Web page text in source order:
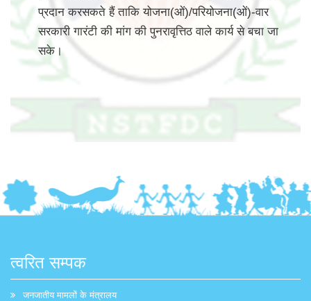
प्रदान करसकते हैं ताकि योजना(ओं)/परियोजना(ओं)-वार
सरकारी गारंटी की मांग की पुनरावृत्तिठ वाले कार्य से बचा जा
सके।
त्वरित सम्पक
जनजातीय मामलों के मंत्रालय